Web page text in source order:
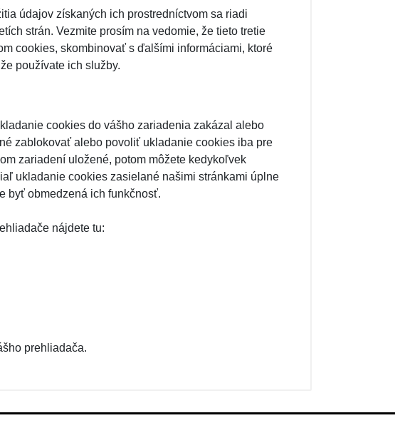
údajov získaných ich prostredníctvom sa riadi
strán. Vezmite prosím na vedomie, že tieto tretie
cookies, skombinovať s ďalšími informáciami, ktoré
používate ich služby.
cookies do vášho zariadenia zakázal alebo
zablokovať alebo povoliť ukladanie cookies iba pre
zariadení uložené, potom môžete kedykoľvek
ukladanie cookies zasielané našimi stránkami úplne
byť obmedzená ich funkčnosť.
nájdete tu:
prehliadača.